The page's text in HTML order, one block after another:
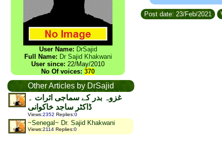
User Name: DrSajid
Full Name: Dr Sajid Khakwani
User since: 22/May/2010
No Of voices: 370
Other Articles by DrSajid
غزوہ بدر کے سماجی اثرات ۔
ڈاکٹر ساجد خاکوانی
Views:2352 Replies:0
~Senegal~ Dr. Sajid Khakwani
Views:2114 Replies:0
Post date: 23/Feb/2021